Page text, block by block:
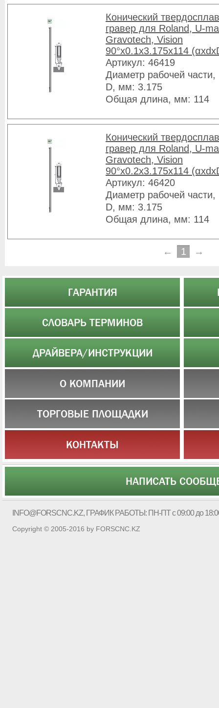
Конический
гравер для Roland, U-
Gravotech, Vision
90°x0.1x3.175x114
Артикул: 46419
Диаметр рабочей
D, мм: 3.175
Общая длина, мм: 114
Конический
гравер для Roland, U-
Gravotech, Vision
90°x0.2x3.175x114
Артикул: 46420
Диаметр рабочей
D, мм: 3.175
Общая длина, мм: 114
← 1 →
ГАРАНТИЯ
СЛОВАРЬ ТЕРМИНОВ
ДРАЙВЕРА/ИНСТРУКЦИИ
О КОМПАНИИ
ТОРГОВЫЕ ПЛОЩАДКИ
КОНТАКТЫ
НАПИСАТЬ
INFO@FORSCNC.KZ, ГРАФИК РАБОТЫ: ПН-ПТ с 09:00 до
Copyright © 2005-2016 by FORSCNC.KZ